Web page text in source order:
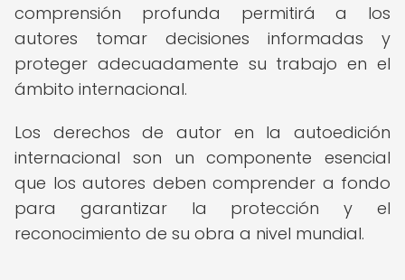
comprensión profunda permitirá a los
autores tomar decisiones informadas y
proteger adecuadamente su trabajo en el
ámbito internacional.
Los derechos de autor en la autoedición
internacional son un componente esencial
que los autores deben comprender a fondo
para garantizar la protección y el
reconocimiento de su obra a nivel mundial.